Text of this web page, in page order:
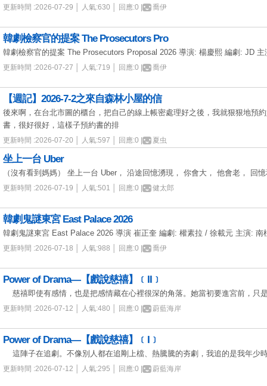
更新時間 :2026-07-29 │ 人氣:630 │ 回應:0 | 喬伊
韓劇檢察官的提案 The Prosecutors Pro
韓劇檢察官的提案 The Prosecutors Proposal 2026 導演: 楊慶熙 編劇: JD
更新時間 :2026-07-27 │ 人氣:719 │ 回應:0 | 喬伊
【週記】2026-7-2之來自森林小屋的信
後來啊，在台北市圖的櫃台，把自己的線上帳密處理好之後，我就狠狠地預
書，很好很好，這樣子預約書的排
更新時間 :2026-07-20 │ 人氣:597 │ 回應:0 | 夏虫
坐上一台 Uber
（沒有看到媽媽） 坐上一台 Uber， 沿途回憶湧現， 你會大， 他會老， 回
更新時間 :2026-07-19 │ 人氣:501 │ 回應:0 | 健太郎
韓劇鬼謎東宮 East Palace 2026
韓劇鬼謎東宮 East Palace 2026 導演 崔正奎 編劇: 權素拉 / 徐載元 主演: 南
更新時間 :2026-07-18 │ 人氣:988 │ 回應:0 | 喬伊
Power of Drama—【戲說慈禧】﹝II﹞
慈禧即使有感情，也是把感情藏在心裡很深的角落。她當初要進宮前，只
更新時間 :2026-07-12 │ 人氣:480 │ 回應:0 | 蔚藍海岸
Power of Drama—【戲說慈禧】﹝I﹞
這陣子在追劇。不像別人都在追剛上檔、熱騰騰的夯劇，我追的是我年少
更新時間 :2026-07-12 │ 人氣:295 │ 回應:0 | 蔚藍海岸